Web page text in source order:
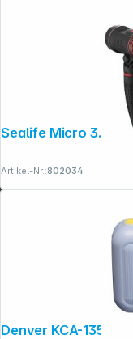
Artikel-Nr.:802034